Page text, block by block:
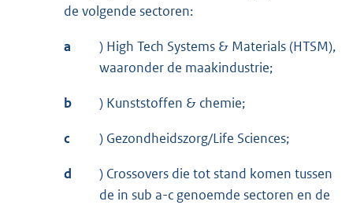
de volgende sectoren:
a
) High Tech Systems & Materials (HTSM),
waaronder de maakindustrie;
b ) Kunststoffen & chemie;
c ) Gezondheidszorg/Life Sciences;
d
) Crossovers die tot stand komen tussen
de in sub a-c genoemde sectoren en de